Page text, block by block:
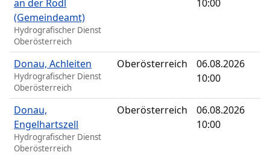
an der Rodl
(Gemeindeamt)
Hydrografischer Dienst
Oberösterreich
10:00
Donau, Achleiten
Hydrografischer Dienst
Oberösterreich
Oberösterreich
06.08.2026
10:00
Donau,
Engelhartszell
Hydrografischer Dienst
Oberösterreich
Oberösterreich
06.08.2026
10:00